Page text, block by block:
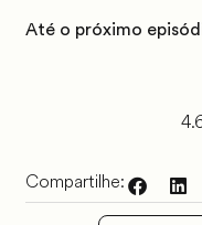
Até o próximo
Compartilhe: